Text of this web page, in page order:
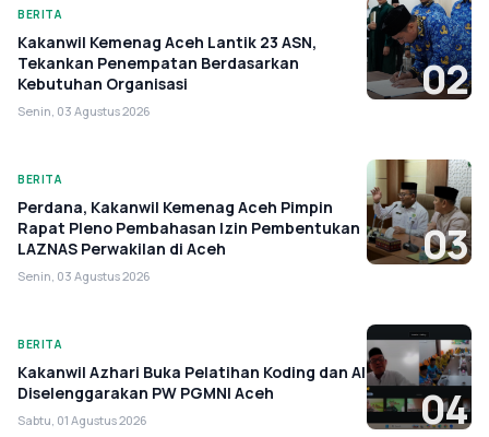
BERITA
Kakanwil Kemenag Aceh Lantik 23 ASN,
Tekankan Penempatan Berdasarkan
Kebutuhan Organisasi
Senin, 03 Agustus 2026
02
BERITA
Perdana, Kakanwil Kemenag Aceh Pimpin
Rapat Pleno Pembahasan Izin Pembentukan
LAZNAS Perwakilan di Aceh
Senin, 03 Agustus 2026
03
BERITA
Kakanwil Azhari Buka Pelatihan Koding dan AI
Diselenggarakan PW PGMNI Aceh
Sabtu, 01 Agustus 2026 04